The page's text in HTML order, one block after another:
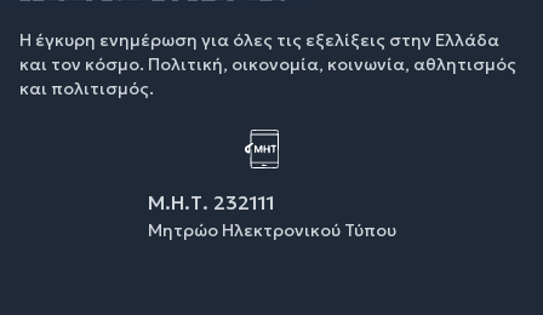
Η έγκυρη ενημέρωση για όλες τις εξελίξεις στην Ελλάδα
και τον κόσμο. Πολιτική, οικονομία, κοινωνία, αθλητισμός
και πολιτισμός.
Μ.Η.Τ. 232111
Μητρώο Ηλεκτρονικού Τύπου